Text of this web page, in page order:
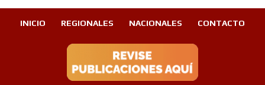
INICIO REGIONALES NACIONALES CONTACTO